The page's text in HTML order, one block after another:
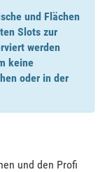
und Flächen
Slots zur
werden
keine
oder in der
und den Profi